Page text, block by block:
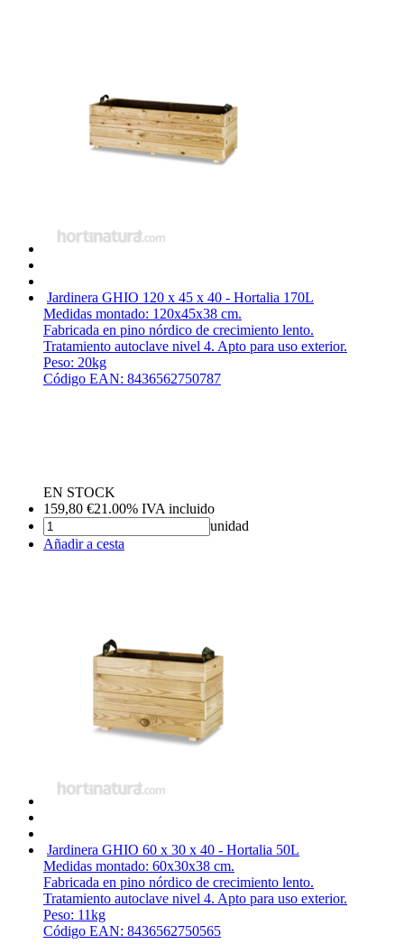
Jardinera GHIO 120 x 45 x 40 - Hortalia 170L
Medidas montado: 120x45x38 cm.
Fabricada en pino nórdico de crecimiento lento.
Tratamiento autoclave nivel 4. Apto para uso exterior.
Peso: 20kg
Código EAN: 8436562750787
EN STOCK
159,80 €21.00% IVA incluido
unidad
Añadir a cesta
Jardinera GHIO 60 x 30 x 40 - Hortalia 50L
Medidas montado: 60x30x38 cm.
Fabricada en pino nórdico de crecimiento lento.
Tratamiento autoclave nivel 4. Apto para uso exterior.
Peso: 11kg
Código EAN: 8436562750565